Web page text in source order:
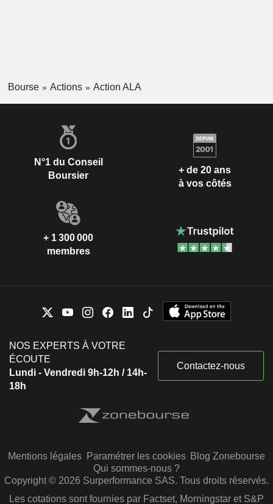
Bourse Actions Action ALA
N°1 du Conseil
Boursier
+ de 20 ans
à vos côtés
+ 1 300 000
membres
NOS EXPERTS À VOTRE
ÉCOUTE
Lundi - Vendredi 9h-12h / 14h-
18h
Contactez-nous
Mentions légales Paramétrer les cookies Blog Zonebourse
Qui sommes-nous ?
Copyright © 2026 Surperformance SAS. Tous droits réservés.
Les cotations sont fournies par Factset, Morningstar et S&P